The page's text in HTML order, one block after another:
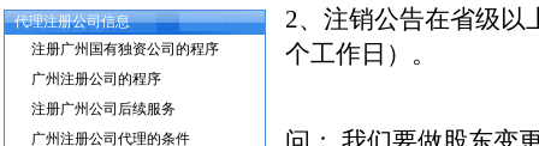
代理注册公司信息
注册广州国有独资公司的程序
广州注册公司的程序
注册广州公司后续服务
广州注册公司代理的条件
2、注销公告在省级以
个工作日）。